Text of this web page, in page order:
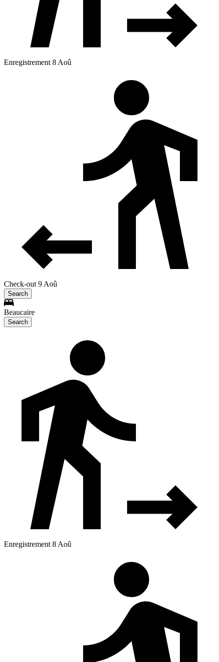
Enregistrement 8 Aoû
Check-out 9 Aoû
Search
Beaucaire
Search
Enregistrement 8 Aoû